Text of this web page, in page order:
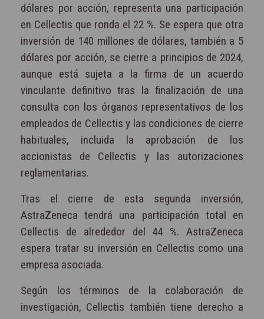
dólares por acción, representa una participación
en Cellectis que ronda el 22 %. Se espera que otra
inversión de 140 millones de dólares, también a 5
dólares por acción, se cierre a principios de 2024,
aunque está sujeta a la firma de un acuerdo
vinculante definitivo tras la finalización de una
consulta con los órganos representativos de los
empleados de Cellectis y las condiciones de cierre
habituales, incluida la aprobación de los
accionistas de Cellectis y las autorizaciones
reglamentarias.
Tras el cierre de esta segunda inversión,
AstraZeneca tendrá una participación total en
Cellectis de alrededor del 44 %. AstraZeneca
espera tratar su inversión en Cellectis como una
empresa asociada.
Según los términos de la colaboración de
investigación, Cellectis también tiene derecho a